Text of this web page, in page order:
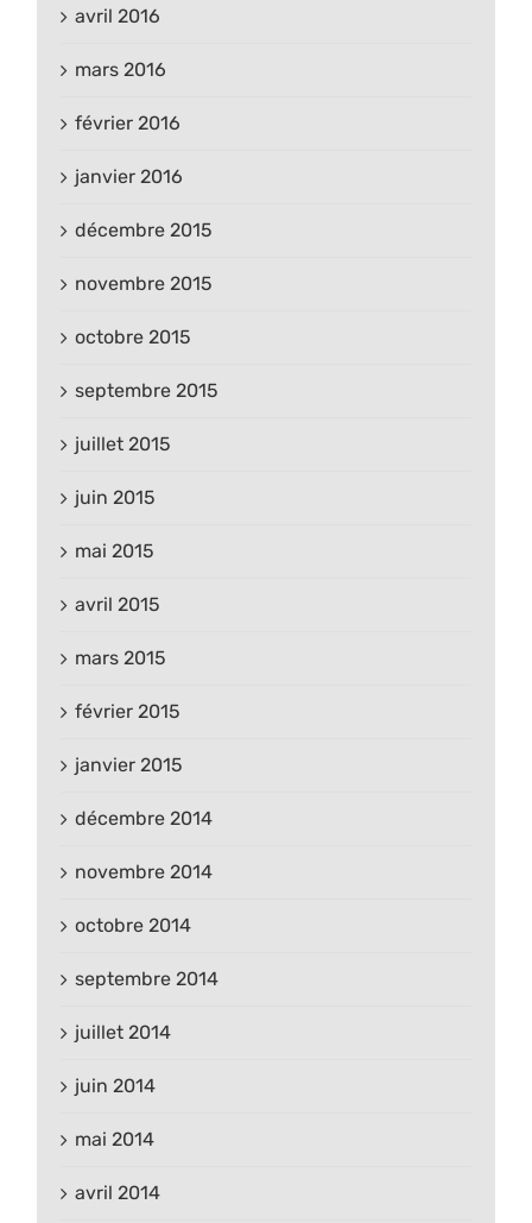
avril 2016
mars 2016
février 2016
janvier 2016
décembre 2015
novembre 2015
octobre 2015
septembre 2015
juillet 2015
juin 2015
mai 2015
avril 2015
mars 2015
février 2015
janvier 2015
décembre 2014
novembre 2014
octobre 2014
septembre 2014
juillet 2014
juin 2014
mai 2014
avril 2014